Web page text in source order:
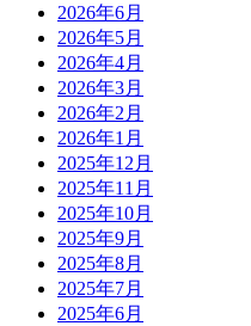
2026年6月
2026年5月
2026年4月
2026年3月
2026年2月
2026年1月
2025年12月
2025年11月
2025年10月
2025年9月
2025年8月
2025年7月
2025年6月